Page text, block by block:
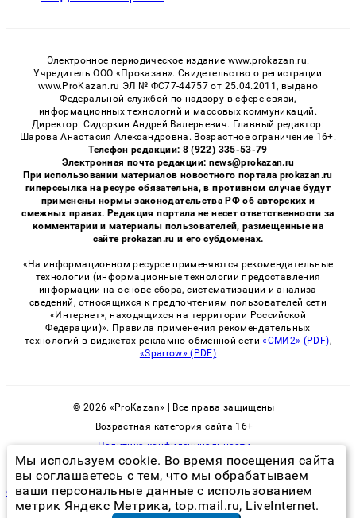
Электронное периодическое издание www.prokazan.ru.
Учредитель ООО «Проказан». Cвидетельство о регистрации
www.ProKazan.ru ЭЛ № ФС77-44757 от 25.04.2011, выдано
Федеральной службой по надзору в сфере связи,
информационных технологий и массовых коммуникаций.
Директор: Сидоркин Андрей Валерьевич. Главный редактор:
Шарова Анастасия Александровна. Возрастное ограничение 16+.
Телефон редакции: 8 (922) 335-53-79
Электронная почта редакции: news@prokazan.ru
При использовании материалов новостного портала prokazan.ru
гиперссылка на ресурс обязательна, в противном случае будут
применены нормы законодательства РФ об авторских и
смежных правах. Редакция портала не несет ответственности за
комментарии и материалы пользователей, размещенные на
сайте prokazan.ru и его субдоменах.
«На информационном ресурсе применяются рекомендательные
технологии (информационные технологии предоставления
информации на основе сбора, систематизации и анализа
сведений, относящихся к предпочтениям пользователей сети
«Интернет», находящихся на территории Российской
Федерации)». Правила применения рекомендательных
технологий в виджетах рекламно-обменной сети«СМИ2» (PDF),
«Sparrow» (PDF)
© 2026 «ProKazan» | Все права защищены
Возрастная категория сайта 16+
Политика конфиденциальности
откуда берутся клопы и как их вывести
Мы используем cookie. Во время посещения сайта
вы соглашаетесь с тем, что мы обрабатываем
ваши персональные данные с использованием
метрик Яндекс Метрика, top.mail.ru, LiveInternet.